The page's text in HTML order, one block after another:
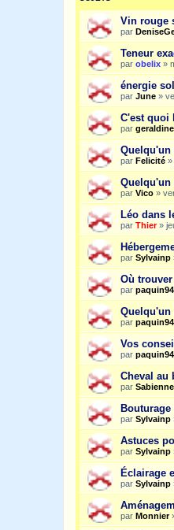
Vin rouge
par
Teneur
par obelix »
énergie
par June »
C'est quoi
par geraldine
Quelqu'un
par Felicité »
Quelqu'un
par Vico »
Léo dans
par Thier»
par Sylvainp
Où
par paquin94
Quelqu'un
par paquin94
Vos
par paquin94
Cheval au
par Sabienne
Bouturage
par Sylvainp
Astuces
par Sylvainp
Éclairage
par Sylvainp
par Monnier